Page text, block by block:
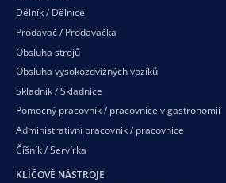
Dělník / Dělnice
Prodavač / Prodavačka
Obsluha strojů
Obsluha vysokozdvižných vozíků
Skladník / Skladnice
Pomocný pracovník / pracovnice v gastronomii
Administrativní pracovník / pracovnice
Číšník / Servírka
KLÍČOVÉ NÁSTROJE